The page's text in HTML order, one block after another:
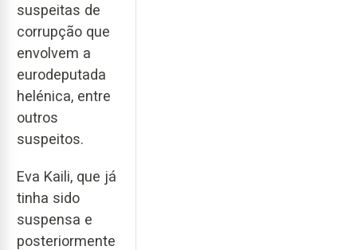
suspeitas de
corrupção que
envolvem a
eurodeputada
helénica, entre
outros
suspeitos.
Eva Kaili, que já
tinha sido
suspensa e
posteriormente